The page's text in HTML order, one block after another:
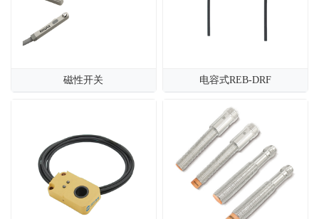
磁性开关 电容式REB-DRF